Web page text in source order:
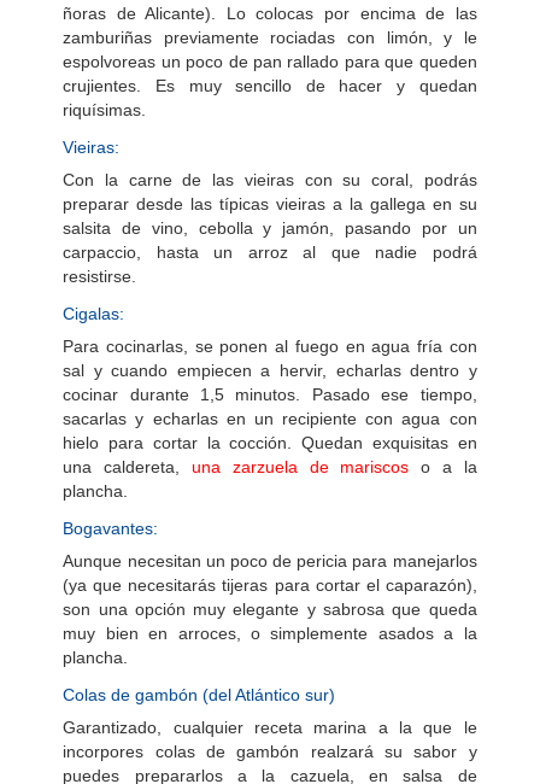
ñoras de Alicante). Lo colocas por encima de las
zamburiñas previamente rociadas con limón, y le
espolvoreas un poco de pan rallado para que queden
crujientes. Es muy sencillo de hacer y quedan
riquísimas.
Vieiras:
Con la carne de las vieiras con su coral, podrás
preparar desde las típicas vieiras a la gallega en su
salsita de vino, cebolla y jamón, pasando por un
carpaccio, hasta un arroz al que nadie podrá
resistirse.
Cigalas:
Para cocinarlas, se ponen al fuego en agua fría con
sal y cuando empiecen a hervir, echarlas dentro y
cocinar durante 1,5 minutos. Pasado ese tiempo,
sacarlas y echarlas en un recipiente con agua con
hielo para cortar la cocción. Quedan exquisitas en
una caldereta, una zarzuela de mariscos o a la
plancha.
Bogavantes:
Aunque necesitan un poco de pericia para manejarlos
(ya que necesitarás tijeras para cortar el caparazón),
son una opción muy elegante y sabrosa que queda
muy bien en arroces, o simplemente asados a la
plancha.
Colas de gambón (del Atlántico sur)
Garantizado, cualquier receta marina a la que le
incorpores colas de gambón realzará su sabor y
puedes prepararlos a la cazuela, en salsa de